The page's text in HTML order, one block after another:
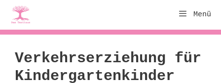
Zum
Inhalt
springen
Menü
Verkehrserziehung für
Kindergartenkinder